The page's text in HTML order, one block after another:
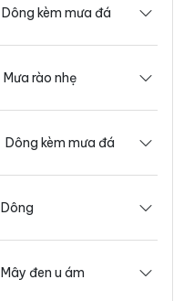
Dông kèm mưa đá
Mưa rào nhẹ
Dông kèm mưa đá
Dông
Mây đen u ám